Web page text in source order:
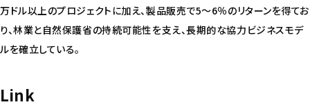
万ドル以上のプロジェクトに加え、製品販売で5～6％のリターンを得てお
り、林業と自然保護省の持続可能性を支え、長期的な協力ビジネスモデ
ルを確立している。
Link